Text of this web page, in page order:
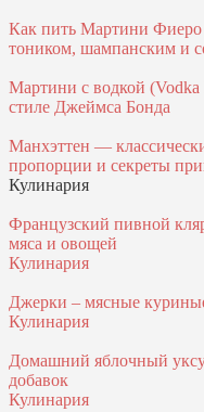
Как пить Мартини Фиеро
тоником, шампанским и
Мартини с водкой
стиле Джеймса Бонда
Манхэттен —
пропорции и секреты
Кулинария
Французский пивной
мяса и овощей
Кулинария
Джерки – мясные
Кулинария
Домашний яблочный
добавок
Кулинария